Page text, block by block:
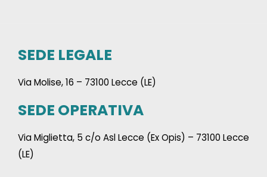
SEDE LEGALE
Via Molise, 16 – 73100 Lecce (LE)
SEDE OPERATIVA
Via Miglietta, 5 c/o Asl Lecce (Ex Opis) – 73100 Lecce
(LE)